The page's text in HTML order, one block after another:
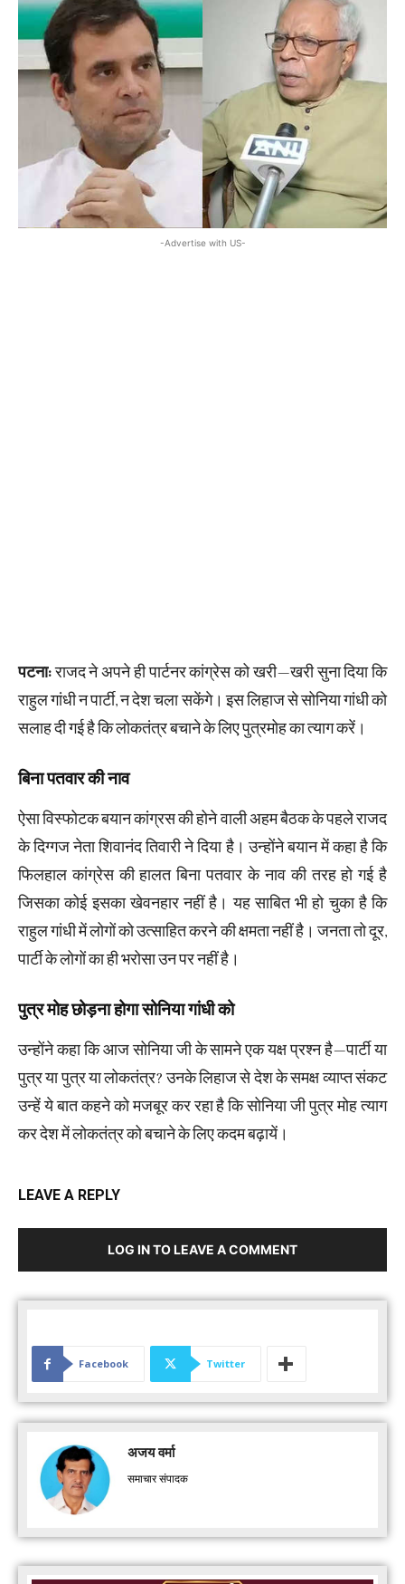
-Advertise with US-
पटना:राजद ने अपने ही पार्टनर कांग्रेस को खरी—खरी सुना दिया कि
राहुल गांधी न पार्टी, न देश चला सकेंगे। इस लिहाज से सोनिया गांधी को
सलाह दी गई है कि लोकतंत्र बचाने के लिए पुत्रमोह का त्याग करें।
बिना पतवार की नाव
ऐसा विस्फोटक बयान कांग्रस की होने वाली अहम बैठक के पहले राजद
के दिग्गज नेता शिवानंद तिवारी ने दिया है। उन्होंने बयान में कहा है कि
फिलहाल कांग्रेस की हालत बिना पतवार के नाव की तरह हो गई है
जिसका कोई इसका खेवनहार नहीं है। यह साबित भी हो चुका है कि
राहुल गांधी में लोगों को उत्साहित करने की क्षमता नहीं है। जनता तो दूर,
पार्टी के लोगों का ही भरोसा उन पर नहीं है।
पुत्र मोह छोड़ना होगा सोनिया गांधी को
उन्होंने कहा कि आज सोनिया जी के सामने एक यक्ष प्रश्न है—पार्टी या
पुत्र या पुत्र या लोकतंत्र? उनके लिहाज से देश के समक्ष व्याप्त संकट
उन्हें ये बात कहने को मजबूर कर रहा है कि सोनिया जी पुत्र मोह त्याग
कर देश में लोकतंत्र को बचाने के लिए कदम बढ़ायें।
LEAVE A REPLY
LOG IN TO LEAVE A COMMENT
Facebook Twitter
अजय वर्मा
समाचार संपादक